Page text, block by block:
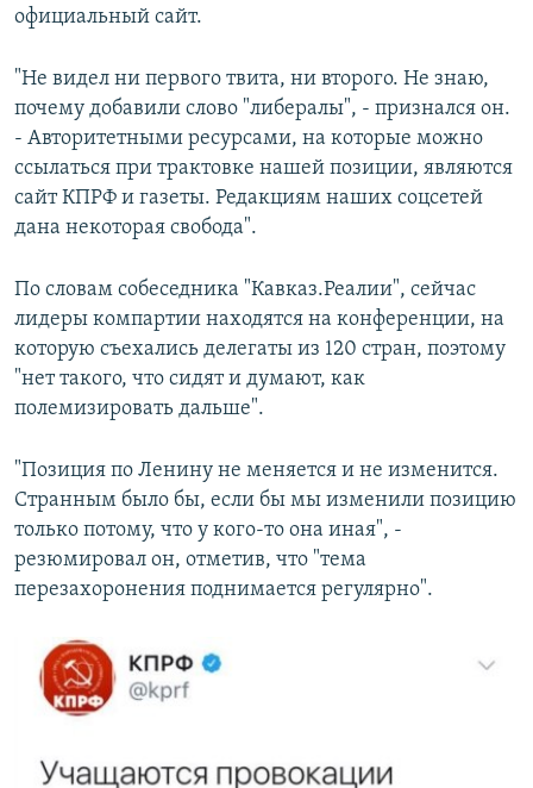
официальный сайт.
"Не видел ни первого твита, ни второго. Не знаю,
почему добавили слово "либералы", - признался он.
- Авторитетными ресурсами, на которые можно
ссылаться при трактовке нашей позиции, являются
сайт КПРФ и газеты. Редакциям наших соцсетей
дана некоторая свобода".
По словам собеседника "Кавказ.Реалии", сейчас
лидеры компартии находятся на конференции, на
которую съехались делегаты из 120 стран, поэтому
"нет такого, что сидят и думают, как
полемизировать дальше".
"Позиция по Ленину не меняется и не изменится.
Странным было бы, если бы мы изменили позицию
только потому, что у кого-то она иная", -
резюмировал он, отметив, что "тема
перезахоронения поднимается регулярно".